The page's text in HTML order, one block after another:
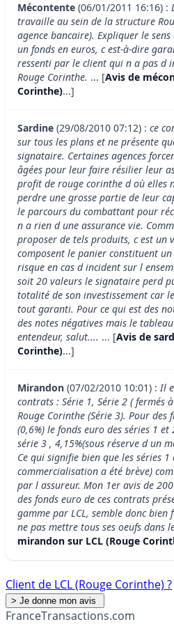
Mécontente (06/01/2011 16:16) :
travaille au sein de la structure
agence bancaire). Expliquer le
un fonds en euros, c est-à-dire
ressenti par le client qui n a pas d
Rouge Corinthe. ... [Avis de
Corinthe)...]
Sardine (29/08/2010 07:12) : ce
sur tous les plans et ne présente
signataire. Certaines agences
âgées pour leur faire résilier leur
profit de rouge corinthe d où elles
perdre une grosse partie de leur
le parcours du combattant pour
n a rien d une assurance vie.
proposer de tels produits, c est un
composent le panier constituent
risque en cas d incident sur l
soit 20 valeurs le signataire perd
totalité de son investissement car
tout garanti. Pour ce qui est des
des notes négatives mais le
entendeur, salut.... ... [Avis de
Corinthe)...]
Mirandon (07/02/2010 10:01) :Il
contrats : Série 1, Série 2 ( fermés
Rouge Corinthe (Série 3). Pour
(0,6%) le fonds euro des séries 1
série 3 , 4,15%(sous réserve d un
Ce qui signifie bien que les séries
commercialisation a été brève)
par l assureur. Mon 1er avis de
des fonds euro de ces contrats
gamme par LCL, semble donc
ne pas mettre tous ses oeufs dans
mirandon sur LCL (Rouge
Client de LCL (Rouge Corinthe) ?
FranceTransactions.com